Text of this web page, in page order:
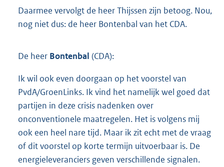
Daarmee vervolgt de heer Thijssen zijn betoog. Nou,
nog niet dus: de heer Bontenbal van het CDA.
De heer Bontenbal (CDA):
Ik wil ook even doorgaan op het voorstel van
PvdA/GroenLinks. Ik vind het namelijk wel goed dat
partijen in deze crisis nadenken over
onconventionele maatregelen. Het is volgens mij
ook een heel nare tijd. Maar ik zit echt met de vraag
of dit voorstel op korte termijn uitvoerbaar is. De
energieleveranciers geven verschillende signalen.